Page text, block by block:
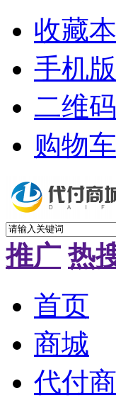
收藏
手机版
二维码
购物车
推广 热
首页
商城
代付